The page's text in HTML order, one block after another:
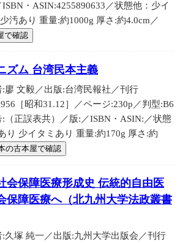
・ASIN:4255890633／状態他：少イ
汚あり 重量:約1000g 厚さ:約4.0cm／
で確認
ズム 台湾民本主義
:廖 文毅／出版:台湾民報社／刊行
［昭和31.12］／ページ:230p／判型:B6
:（正誤表共）／版:／ISBN・ASIN:／状態
り 少イタミあり 重量:約170g 厚さ:約
の古本屋で確認
会保障医療形成史 伝統的自由医
保障医療へ（北九州大学法政叢書
:久塚 純一／出版:九州大学出版会／刊行